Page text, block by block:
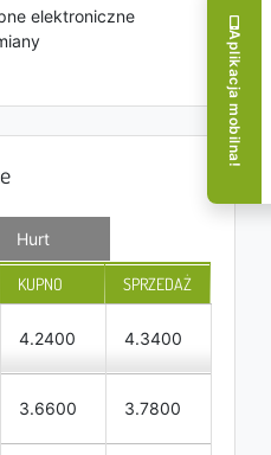
elektroniczne
Hurt
KUPNO SPRZEDAŻ
4.2400 4.3400
3.6600 3.7800
Aplikacja mobilna!